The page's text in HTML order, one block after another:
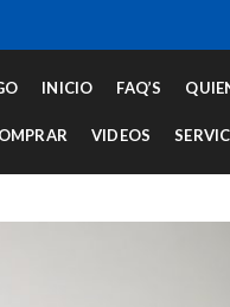
INICIO FAQ’S
VIDEOS